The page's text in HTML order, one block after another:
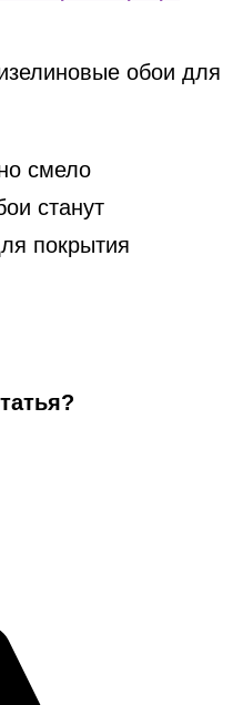
смело
станут
покрытия